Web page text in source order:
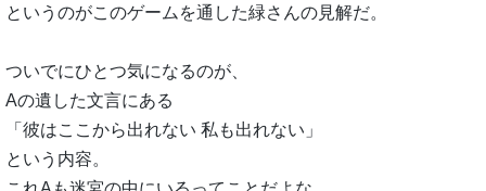
というのがこのゲームを通した緑さんの見解だ。
ついでにひとつ気になるのが、
Aの遺した文言にある
「彼はここから出れない 私も出れない」
という内容。